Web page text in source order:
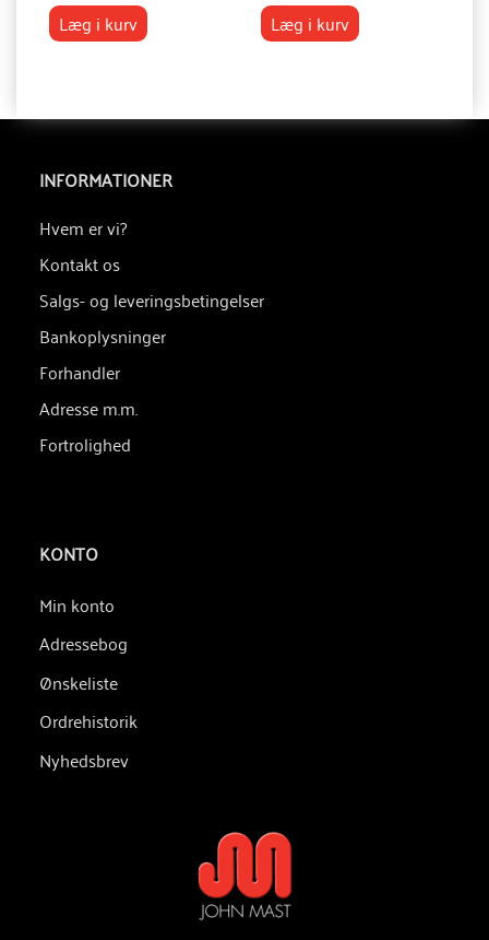
Læg i kurv
Læg i kurv
INFORMATIONER
Hvem er vi?
Kontakt os
Salgs- og leveringsbetingelser
Bankoplysninger
Forhandler
Adresse m.m.
Fortrolighed
KONTO
Min konto
Adressebog
Ønskeliste
Ordrehistorik
Nyhedsbrev